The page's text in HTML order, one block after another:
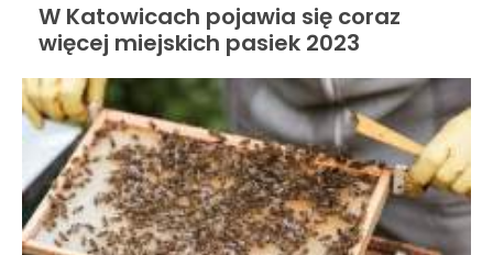
W Katowicach pojawia się coraz
więcej miejskich pasiek 2023